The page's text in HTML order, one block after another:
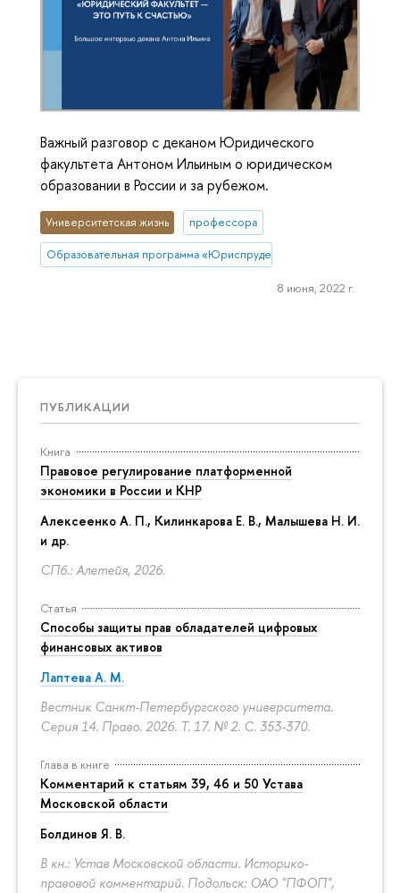
ПУБЛИКАЦИИ
Книга
Правовое регулирование платформенной
экономики в России и КНР
Алексеенко А. П., Килинкарова Е. В., Малышева Н. И.
и др.
СПб.: Алетейя, 2026.
Статья
Способы защиты прав обладателей цифровых
финансовых активов
Лаптева А. М.
Вестник Санкт-Петербургского университета.
Серия 14. Право. 2026. Т. 17. № 2. С. 353-370.
Глава в книге
Комментарий к статьям 39, 46 и 50 Устава
Московской области
Болдинов Я. В.
В кн.: Устав Московской области. Историко-
правовой комментарий. Подольск: ОАО "ПФОП",
Важный разговор с деканом Юридического
факультета Антоном Ильиным о юридическом
образовании в России и за рубежом.
Университетская жизнь профессора
Образовательная программа «Юриспруденция»
8 июня, 2022 г.